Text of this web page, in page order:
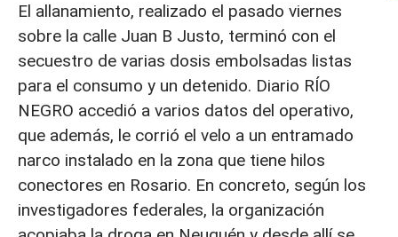
El allanamiento, realizado el pasado viernes
sobre la calle Juan B Justo, terminó con el
secuestro de varias dosis embolsadas listas
para el consumo y un detenido. Diario RÍO
NEGRO accedió a varios datos del operativo,
que además, le corrió el velo a un entramado
narco instalado en la zona que tiene hilos
conectores en Rosario. En concreto, según los
investigadores federales, la organización